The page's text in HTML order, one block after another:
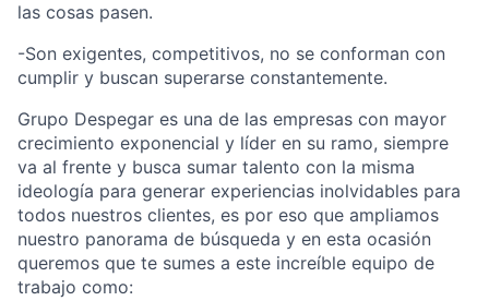
las cosas pasen.
-Son exigentes, competitivos, no se conforman con
cumplir y buscan superarse constantemente.
Grupo Despegar es una de las empresas con mayor
crecimiento exponencial y líder en su ramo, siempre
va al frente y busca sumar talento con la misma
ideología para generar experiencias inolvidables para
todos nuestros clientes, es por eso que ampliamos
nuestro panorama de búsqueda y en esta ocasión
queremos que te sumes a este increíble equipo de
trabajo como: